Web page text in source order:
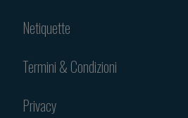
Netiquette
Termini & Condizioni
Privacy